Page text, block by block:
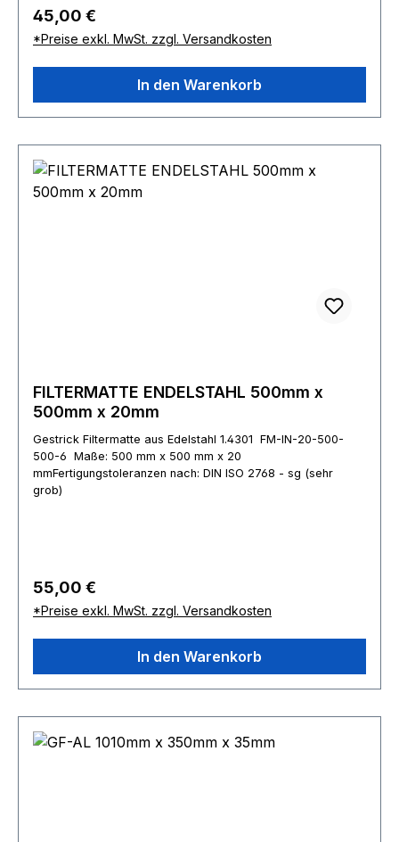
Regulärer Preis:
45,00 €
*Preise exkl. MwSt. zzgl. Versandkosten
In den Warenkorb
FILTERMATTE ENDELSTAHL 500mm x
500mm x 20mm
Gestrick Filtermatte aus Edelstahl 1.4301 FM-IN-20-500-
500-6 Maße: 500 mm x 500 mm x 20
mmFertigungstoleranzen nach: DIN ISO 2768 - sg (sehr
grob)
Regulärer Preis:
55,00 €
*Preise exkl. MwSt. zzgl. Versandkosten
In den Warenkorb